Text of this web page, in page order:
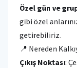
Özel gün ve
gibi özel
getirebiliriz.
📍 Nereden
Çıkış Noktası: